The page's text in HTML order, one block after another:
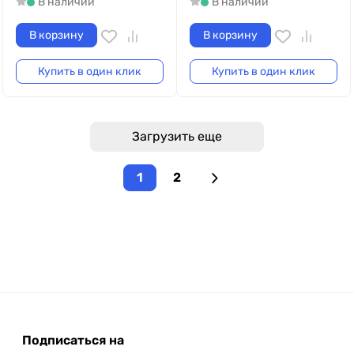
В корзину
Купить в один клик
В корзину
Купить в один клик
Загрузить еще
1 2
Подписаться на